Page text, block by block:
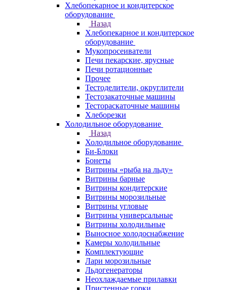
Хлебопекарное и кондитерское
оборудование
Назад
Хлебопекарное и кондитерское
оборудование
Мукопросеиватели
Печи пекарские, ярусные
Печи ротационные
Прочее
Тестоделители, округлители
Тестозакаточные машины
Тестораскаточные машины
Хлеборезки
Холодильное оборудование
Назад
Холодильное оборудование
Би-Блоки
Бонеты
Витрины «рыба на льду»
Витрины барные
Витрины кондитерские
Витрины морозильные
Витрины угловые
Витрины универсальные
Витрины холодильные
Выносное холодоснабжение
Камеры холодильные
Комплектующие
Лари морозильные
Льдогенераторы
Неохлаждаемые прилавки
Пристенные горки